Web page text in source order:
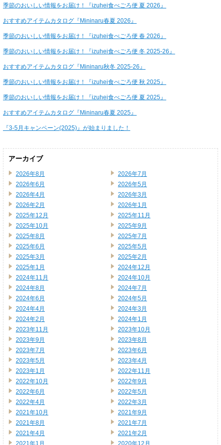
季節のおいしい情報をお届け！『izuhei食べごろ便 夏 2026』
おすすめアイテムカタログ『Mininaru春夏 2026』
季節のおいしい情報をお届け！『izuhei食べごろ便 春 2026』
季節のおいしい情報をお届け！『izuhei食べごろ便 冬 2025-26』
おすすめアイテムカタログ『Mininaru秋冬 2025-26』
季節のおいしい情報をお届け！『izuhei食べごろ便 秋 2025』
季節のおいしい情報をお届け！『izuhei食べごろ便 夏 2025』
おすすめアイテムカタログ『Mininaru春夏 2025』
『3-5月キャンペーン(2025)』が始まりました！
アーカイブ
2026年8月
2026年7月
2026年6月
2026年5月
2026年4月
2026年3月
2026年2月
2026年1月
2025年12月
2025年11月
2025年10月
2025年9月
2025年8月
2025年7月
2025年6月
2025年5月
2025年3月
2025年2月
2025年1月
2024年12月
2024年11月
2024年10月
2024年8月
2024年7月
2024年6月
2024年5月
2024年4月
2024年3月
2024年2月
2024年1月
2023年11月
2023年10月
2023年9月
2023年8月
2023年7月
2023年6月
2023年5月
2023年4月
2023年1月
2022年11月
2022年10月
2022年9月
2022年6月
2022年5月
2022年4月
2022年3月
2021年10月
2021年9月
2021年8月
2021年7月
2021年4月
2021年2月